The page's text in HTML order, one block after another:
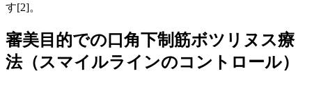
す[2]。
審美目的での口角下制筋ボツリヌス療
法（スマイルラインのコントロール）